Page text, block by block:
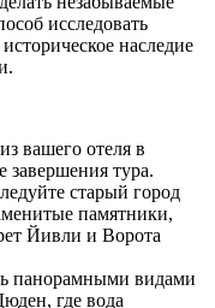
исследовать
наследие
вашего отеля в
завершения тура.
старый город
памятники,
Йивли и Ворота
панорамными видами
где вода